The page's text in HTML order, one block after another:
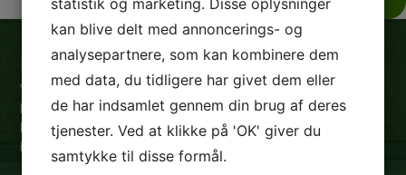
Hvorfor skal du vælge Gadeberg Auto?
Vi ved, gennem salg af mere end 5000 biler, at der findes
lige så mange forskellige mennesker, som der findes
biler. Det er derfor vigtigt for os, at du får lige netop den
bil, der matcher dig og dine behov allerbedst.
kan blive delt med annoncerings- og
analysepartnere, som kan kombinere dem
med data, du tidligere har givet dem eller
de har indsamlet gennem din brug af deres
tjenester. Ved at klikke på 'OK' giver du
samtykke til disse formål.